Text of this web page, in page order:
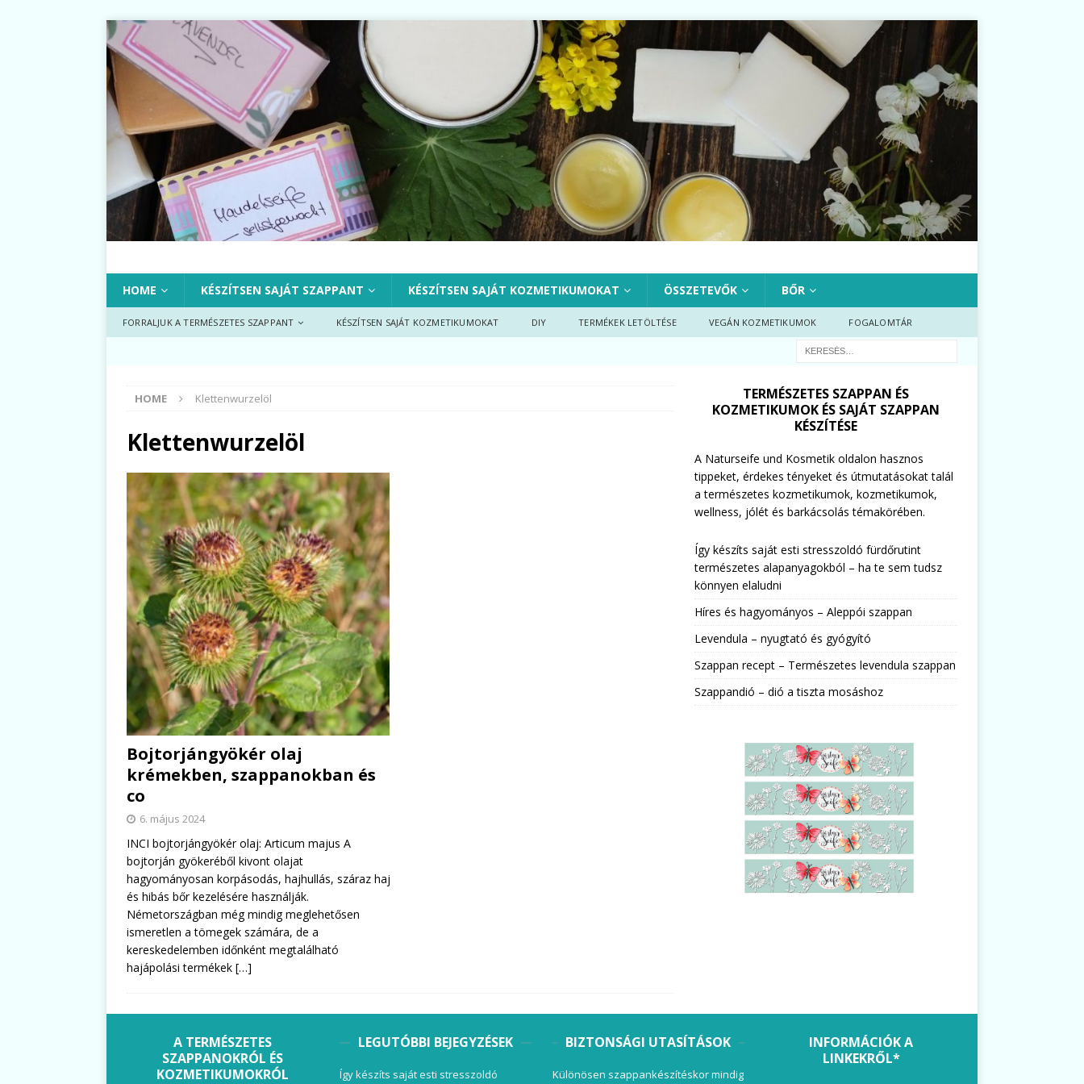
HOME KÉSZÍTSEN SAJÁT SZAPPANT KÉSZÍTSEN SAJÁT KOZMETIKUMOKAT ÖSSZETEVŐK BŐR
FORRALJUK A TERMÉSZETES SZAPPANT KÉSZÍTSEN SAJÁT KOZMETIKUMOKAT DIY TERMÉKEK LETÖLTÉSE VEGÁN KOZMETIKUMOK FOGALOMTÁR
HOME Klettenwurzelöl
Klettenwurzelöl
Bojtorjángyökér olaj
krémekben, szappanokban és
co
6. május 2024
INCI bojtorjángyökér olaj: Articum majus A
bojtorján gyökeréből kivont olajat
hagyományosan korpásodás, hajhullás, száraz haj
és hibás bőr kezelésére használják.
Németországban még mindig meglehetősen
ismeretlen a tömegek számára, de a
kereskedelemben időnként megtalálható
hajápolási termékek […]
TERMÉSZETES SZAPPAN ÉS
KOZMETIKUMOK ÉS SAJÁT SZAPPAN
KÉSZÍTÉSE
A Naturseife und Kosmetik oldalon hasznos
tippeket, érdekes tényeket és útmutatásokat talál
a természetes kozmetikumok, kozmetikumok,
wellness, jólét és barkácsolás témakörében.
Így készíts saját esti stresszoldó fürdőrutint
természetes alapanyagokból – ha te sem tudsz
könnyen elaludni
Híres és hagyományos – Aleppói szappan
Levendula – nyugtató és gyógyító
Szappan recept – Természetes levendula szappan
Szappandió – dió a tiszta mosáshoz
A TERMÉSZETES
SZAPPANOKRÓL ÉS
KOZMETIKUMOKRÓL
LEGUTÓBBI BEJEGYZÉSEK
Így készíts saját esti stresszoldó
BIZTONSÁGI UTASÍTÁSOK
Különösen szappankészítéskor mindig
INFORMÁCIÓK A
LINKEKRŐL*